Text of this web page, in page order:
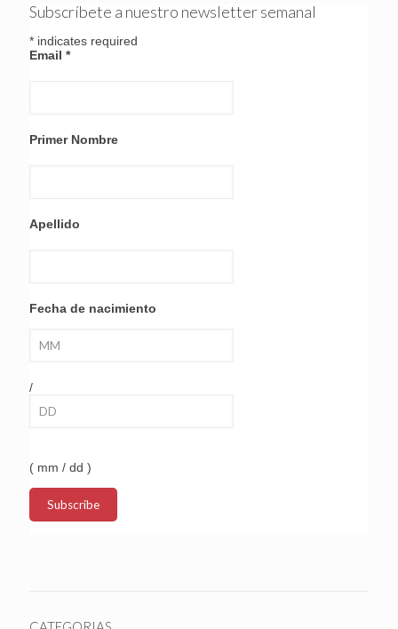
Subscríbete a nuestro newsletter semanal
* indicates required
Email *
Primer Nombre
Apellido
Fecha de nacimiento
/
( mm / dd )